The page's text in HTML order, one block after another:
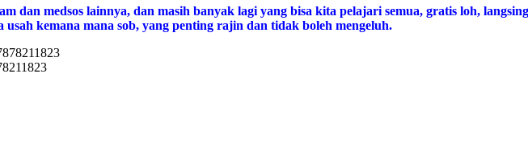
dan medsos lainnya, dan masih banyak lagi yang bisa kita pelajari semua, gratis loh,
kemana mana sob, yang penting rajin dan tidak boleh mengeluh.